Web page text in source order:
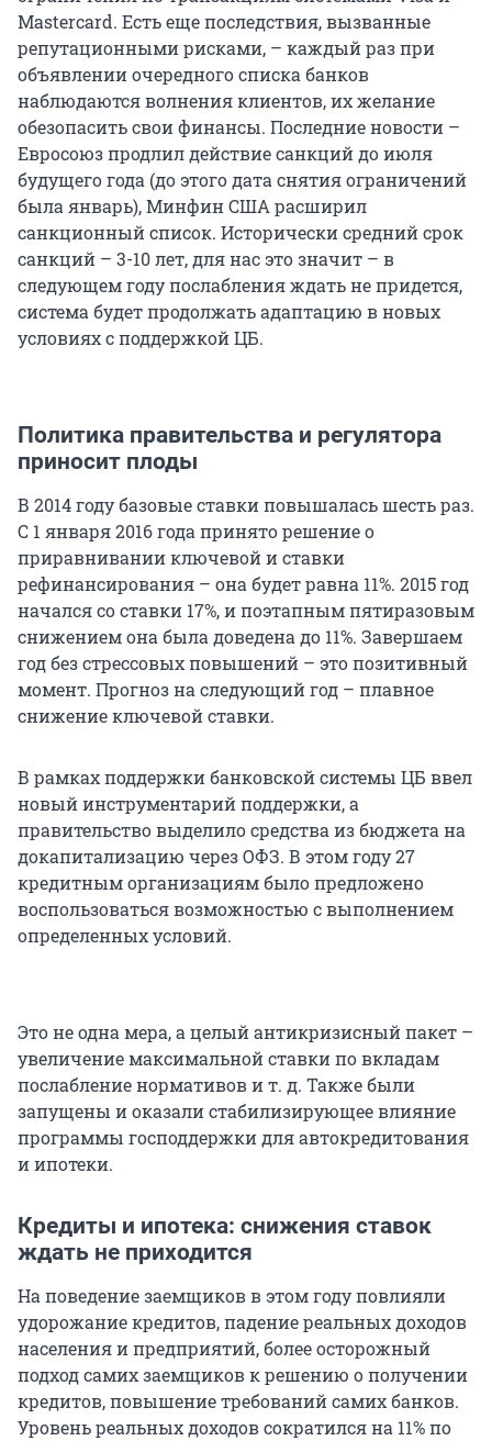
Mastercard. Есть еще последствия, вызванные
репутационными рисками, – каждый раз при
объявлении очередного списка банков
наблюдаются волнения клиентов, их желание
обезопасить свои финансы. Последние новости –
Евросоюз продлил действие санкций до июля
будущего года (до этого дата снятия ограничений
была январь), Минфин США расширил
санкционный список. Исторически средний срок
санкций – 3-10 лет, для нас это значит – в
следующем году послабления ждать не придется,
система будет продолжать адаптацию в новых
условиях с поддержкой ЦБ.
Политика правительства и регулятора
приносит плоды
В 2014 году базовые ставки повышалась шесть раз.
С 1 января 2016 года принято решение о
приравнивании ключевой и ставки
рефинансирования – она будет равна 11%. 2015 год
начался со ставки 17%, и поэтапным пятиразовым
снижением она была доведена до 11%. Завершаем
год без стрессовых повышений – это позитивный
момент. Прогноз на следующий год – плавное
снижение ключевой ставки.
В рамках поддержки банковской системы ЦБ ввел
новый инструментарий поддержки, а
правительство выделило средства из бюджета на
докапитализацию через ОФЗ. В этом году 27
кредитным организациям было предложено
воспользоваться возможностью с выполнением
определенных условий.
Это не одна мера, а целый антикризисный пакет –
увеличение максимальной ставки по вкладам
послабление нормативов и т. д. Также были
запущены и оказали стабилизирующее влияние
программы господдержки для автокредитования
и ипотеки.
Кредиты и ипотека: снижения ставок
ждать не приходится
На поведение заемщиков в этом году повлияли
удорожание кредитов, падение реальных доходов
населения и предприятий, более осторожный
подход самих заемщиков к решению о получении
кредитов, повышение требований самих банков.
Уровень реальных доходов сократился на 11% по